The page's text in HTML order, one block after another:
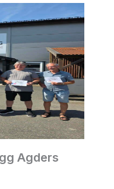
Agders